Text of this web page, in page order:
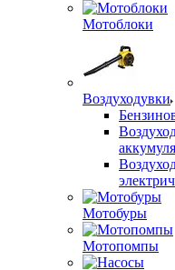
Мотоблоки
Воздуходувки
Мотобуры
Мотопомпы